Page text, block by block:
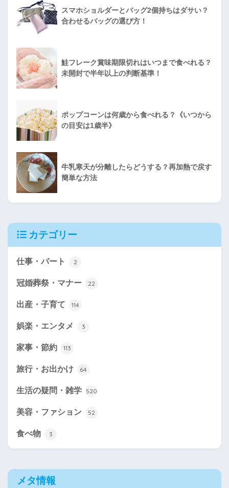
スマホショルダーとバッグ2個持ちはダサい？
合わせるバッグの選び方！
鮭フレーク賞味期限切れはいつまで食べれる？
未開封で半年以上の判断基準！
ポップコーンは何歳から食べれる？《いつから
の目安は1歳半》
牛乳寒天が分離したらどうする？再加熱で戻す
簡単な方法
カテゴリー
仕事・パート 2
冠婚葬祭・マナー 22
出産・子育て 114
娯楽・エンタメ 3
家事・節約 113
旅行・お出かけ 64
生活の疑問・雑学 520
美容・ファション 52
食べ物 3
メタ情報